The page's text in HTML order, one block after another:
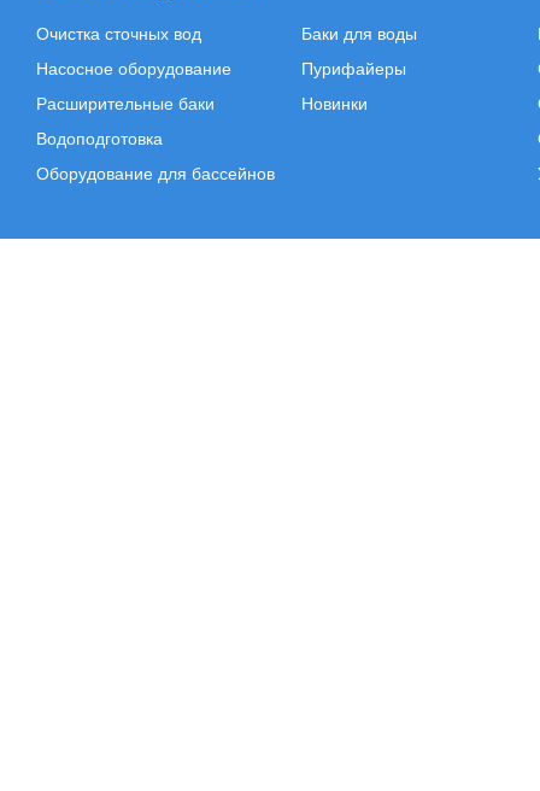
Очистка сточных вод
Насосное оборудование
Расширительные баки
Водоподготовка
Оборудование для бассейнов
Баки для воды
Пурифайеры
Новинки